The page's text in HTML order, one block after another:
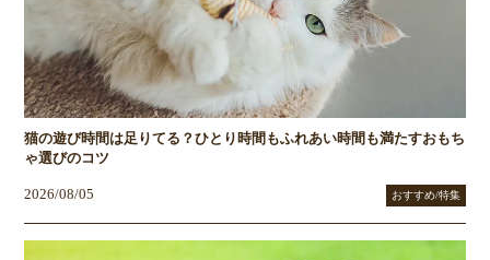
猫の遊び時間は足りてる？ひとり時間もふれあい時間も満たすおもち
ゃ選びのコツ
2026/08/05 おすすめ/特集